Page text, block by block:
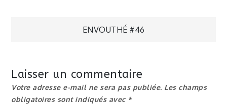
Navigation
l’article
ENVOUTHÉ #46
Laisser un commentaire
Votre adresse e-mail ne sera pas publiée. Les champs
obligatoires sont indiqués avec *